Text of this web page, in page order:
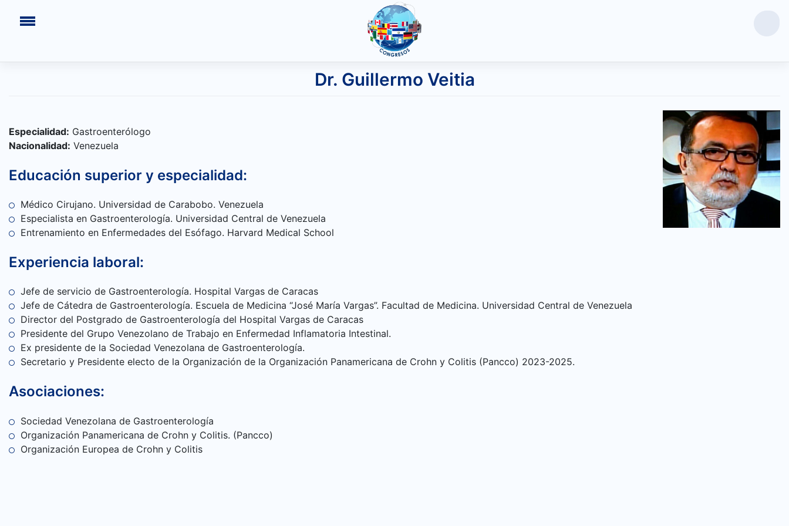
CONGRESOS PASADOS
CONTÁCTANOS
Saltar
Dr. Guillermo Veitia
Especialidad: Gastroenterólogo
Nacionalidad: Venezuela
Educación superior y especialidad:
Médico Cirujano. Universidad de Carabobo. Venezuela
Especialista en Gastroenterología. Universidad Central de Venezuela
Entrenamiento en Enfermedades del Esófago. Harvard Medical School
Experiencia laboral:
Jefe de servicio de Gastroenterología. Hospital Vargas de Caracas
Jefe de Cátedra de Gastroenterología. Escuela de Medicina “José María Vargas”. Facultad de Medicina. Universidad Central de Venezuela
Director del Postgrado de Gastroenterología del Hospital Vargas de Caracas
Presidente del Grupo Venezolano de Trabajo en Enfermedad Inflamatoria Intestinal.
Ex presidente de la Sociedad Venezolana de Gastroenterología.
Secretario y Presidente electo de la Organización de la Organización Panamericana de Crohn y Colitis (Pancco) 2023-2025.
Asociaciones:
Sociedad Venezolana de Gastroenterología
Organización Panamericana de Crohn y Colitis. (Pancco)
Organización Europea de Crohn y Colitis